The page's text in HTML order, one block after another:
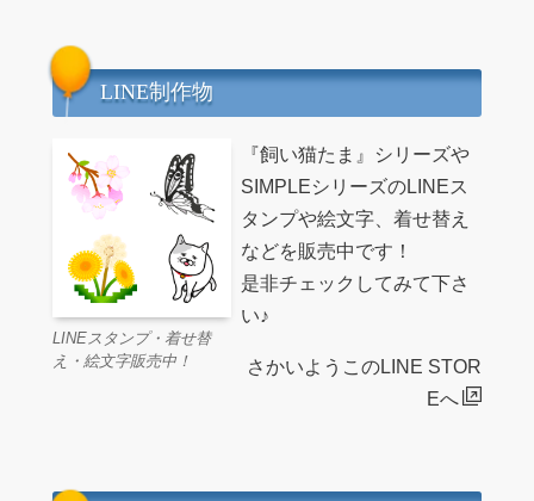
LINE制作物
LINEスタンプ・着せ替
え・絵文字販売中！
『飼い猫たま』シリーズや
SIMPLEシリーズのLINEス
タンプや絵文字、着せ替え
などを販売中です！
是非チェックしてみて下さ
い♪
さかいようこのLINE STOR
Eへ